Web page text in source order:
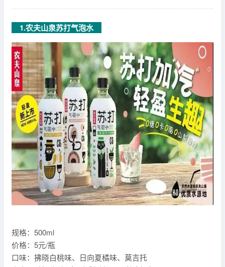
1.农夫山泉苏打气泡水
规格：500ml
价格：5元/瓶
口味：拂晓白桃味、日向夏橘味、莫吉托